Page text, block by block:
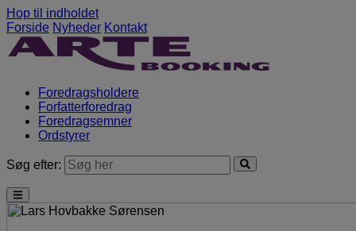
Hop til indholdet
Forside Nyheder Kontakt
Foredragsholdere
Forfatterforedrag
Foredragsemner
Ordstyrer
Søg efter: